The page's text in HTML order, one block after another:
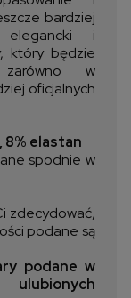
bardziej
elegancki i
który będzie
w
oficjalnych
8% elastan
spodnie w
zdecydować,
podane są
podane w